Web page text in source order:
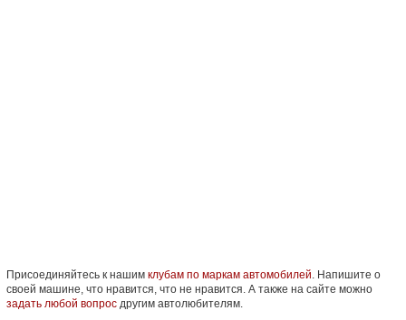
Присоединяйтесь к нашим клубам по маркам автомобилей. Напишите о
своей машине, что нравится, что не нравится. А также на сайте можно
задать любой вопросдругим автолюбителям.